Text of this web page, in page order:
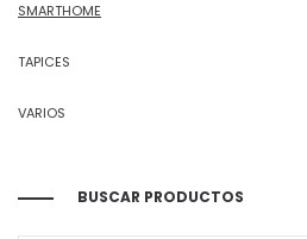
SMARTHOME
TAPICES
VARIOS
BUSCAR PRODUCTOS